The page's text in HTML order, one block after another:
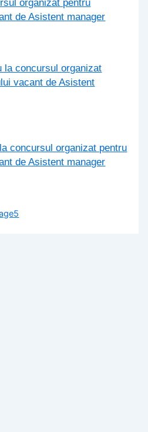
organizat pentru
de Asistent manager
la concursul organizat
vacant de Asistent
concursul organizat pentru
de Asistent manager
5